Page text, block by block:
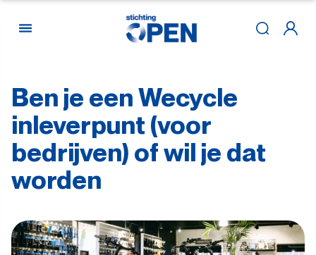
Skip to content
Ben je eenWecycle
inleverpunt (voor
bedrijven) ofwil je dat
worden